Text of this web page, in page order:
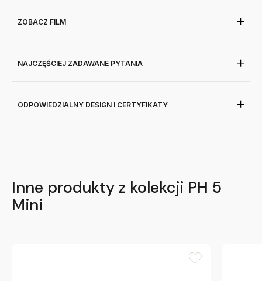
ZOBACZ FILM
NAJCZĘŚCIEJ ZADAWANE PYTANIA
ODPOWIEDZIALNY DESIGN I CERTYFIKATY
Inne produkty z kolekcji PH 5
Mini